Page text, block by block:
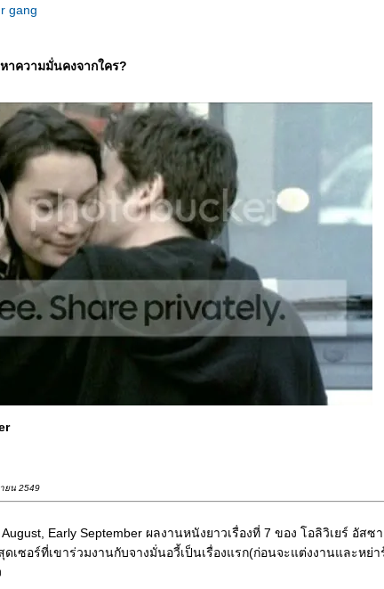
gang
าความมั่นคงจากใคร?
ยน 2549
August, Early September ผลงานหนังยาวเรื่องที่ 7 ของ โอลิวิเยร์ อัส
ดเซอร์ที่เขาร่วมงานกับจางมั่นอวี้เป็นเรื่องแรก(ก่อนจะแต่งงานและหย่